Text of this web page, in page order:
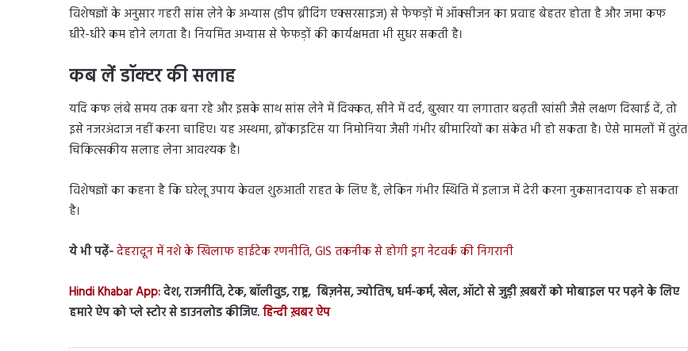
विशेषज्ञों के अनुसार गहरी सांस लेने के अभ्यास (डीप ब्रीदिंग एक्सरसाइज) से फेफड़ों में ऑक्सीजन का प्रवाह बेहतर होता है और जमा कफ
धीरे-धीरे कम होने लगता है। नियमित अभ्यास से फेफड़ों की कार्यक्षमता भी सुधर सकती है।
कब लें डॉक्टर की सलाह
यदि कफ लंबे समय तक बना रहे और इसके साथ सांस लेने में दिक्कत, सीने में दर्द, बुखार या लगातार बढ़ती खांसी जैसे लक्षण दिखाई दें, तो
इसे नजरअंदाज नहीं करना चाहिए। यह अस्थमा, ब्रोंकाइटिस या निमोनिया जैसी गंभीर बीमारियों का संकेत भी हो सकता है। ऐसे मामलों में तुरंत
चिकित्सकीय सलाह लेना आवश्यक है।
विशेषज्ञों का कहना है कि घरेलू उपाय केवल शुरुआती राहत के लिए हैं, लेकिन गंभीर स्थिति में इलाज में देरी करना नुकसानदायक हो सकता
है।
ये भी पढ़ें-देहरादून में नशे के खिलाफ हाईटेक रणनीति, GIS तकनीक से होगी ड्रग नेटवर्क की निगरानी
Hindi Khabar App:देश, राजनीति, टेक, बॉलीवुड, राष्ट्र, बिज़नेस, ज्योतिष, धर्म-कर्म, खेल, ऑटो से जुड़ी ख़बरों को मोबाइल पर पढ़ने के लिए
हमारे ऐप को प्ले स्टोर से डाउनलोड कीजिए.हिन्दी ख़बर ऐप